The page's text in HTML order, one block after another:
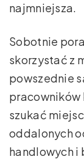
najmniejsza.
Sobotnie
skorzystać z
powszednie
pracowników
szukać
oddalonych
handlowych i